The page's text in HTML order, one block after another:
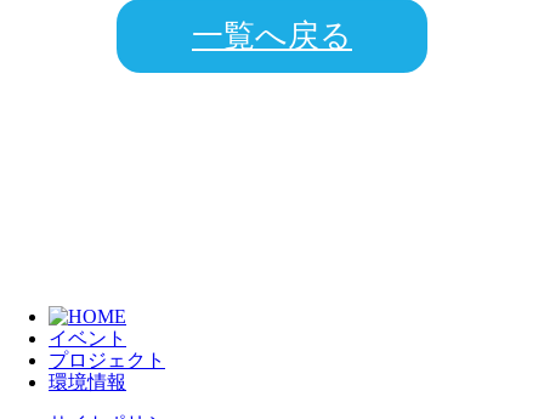
一覧へ戻る
イベント
プロジェクト
環境情報